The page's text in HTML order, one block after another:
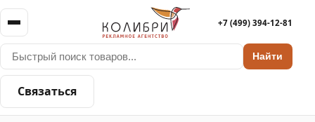
Найти
+7 (499) 394-12-81
Связаться